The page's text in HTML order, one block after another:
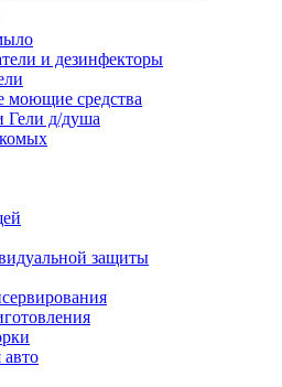
и дезинфекторы
моющие средства
д/душа
защиты
авто